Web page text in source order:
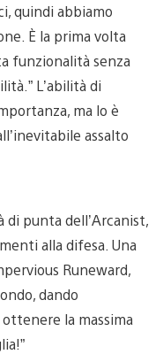
quindi abbiamo
È la prima volta
funzionalità senza
L’abilità di
ma lo è
assalto
di punta dell’Arcanist,
alla difesa. Una
Runeward,
dando
la massima